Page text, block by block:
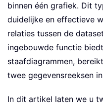
binnen één grafiek. Dit
duidelijke en effectieve
relaties tussen de
ingebouwde functie
staafdiagrammen,
twee gegevensreeksen
In dit artikel laten we u